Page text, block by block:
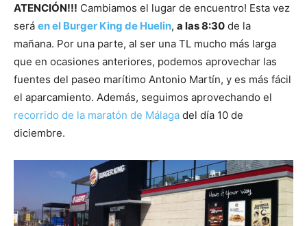
ATENCIÓN!!! Cambiamos el lugar de encuentro! Esta vez
será en el Burger King de Huelin, a las 8:30 de la
mañana. Por una parte, al ser una TL mucho más larga
que en ocasiones anteriores, podemos aprovechar las
fuentes del paseo marítimo Antonio Martín, y es más fácil
el aparcamiento. Además, seguimos aprovechando el
recorrido de la maratón de Málaga del día 10 de
diciembre.